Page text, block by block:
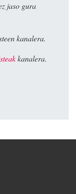
jaso gura
kanalera.
kanalera.